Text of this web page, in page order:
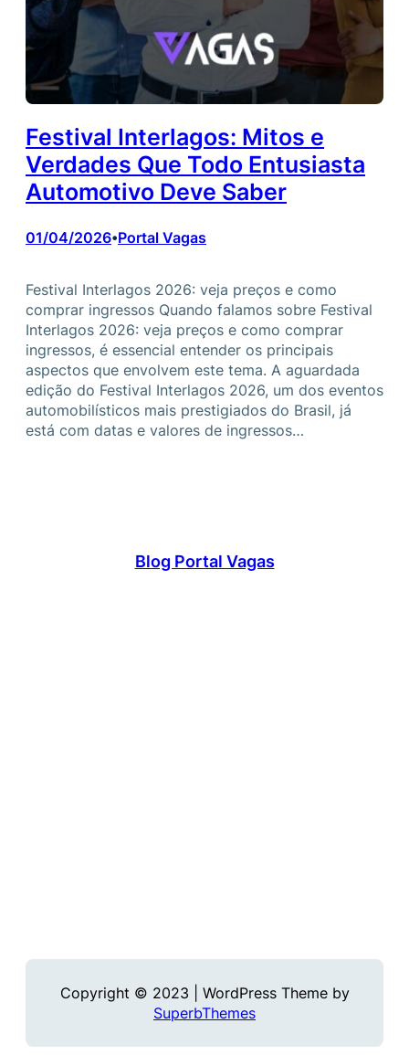
Festival Interlagos: Mitos e
Verdades Que Todo Entusiasta
Automotivo Deve Saber
01/04/2026•Portal Vagas
Festival Interlagos 2026: veja preços e como
comprar ingressos Quando falamos sobre Festival
Interlagos 2026: veja preços e como comprar
ingressos, é essencial entender os principais
aspectos que envolvem este tema. A aguardada
edição do Festival Interlagos 2026, um dos eventos
automobilísticos mais prestigiados do Brasil, já
está com datas e valores de ingressos…
Blog Portal Vagas
Copyright © 2023 | WordPress Theme by
SuperbThemes